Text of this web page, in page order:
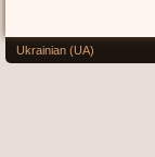
Ukrainian (UA)